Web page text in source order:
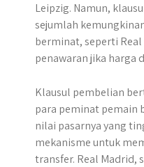
Leipzig. Namun,
sejumlah
berminat, seperti
penawaran jika harga
Klausul pembelian
para peminat pemain
nilai pasarnya yang
mekanisme untuk
transfer. Real Madrid,